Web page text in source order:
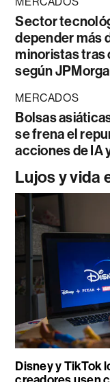
Sector
depender más
minoristas tras
según
MERCADOS
Bolsas
se frena el
acciones de IA
Lujos y vida
Disney y TikTok